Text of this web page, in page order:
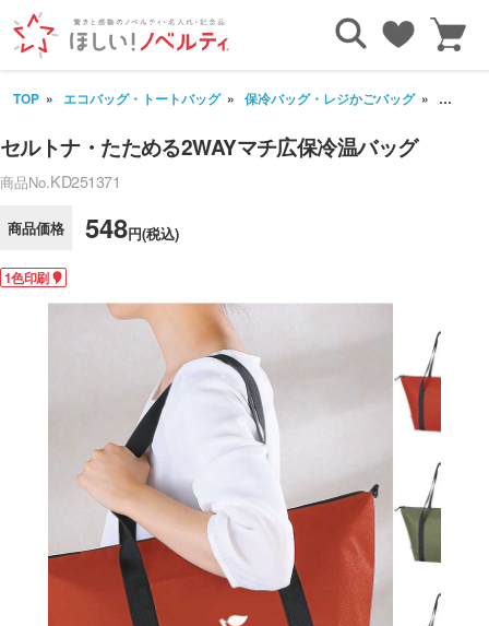
TOP エコバッグ・トートバッグ 保冷バッグ・レジかごバッグ セルト
セルトナ・たためる2WAYマチ広保冷温バッグ
商品No.KD251371
商品価格 548円(税込)
1色印刷